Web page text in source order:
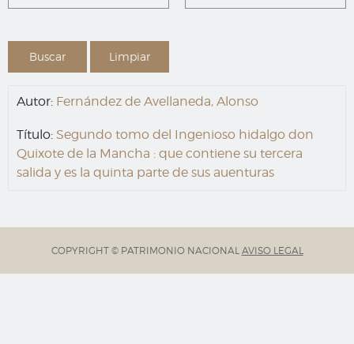
Autor: Fernández de Avellaneda, Alonso
Título: Segundo tomo del Ingenioso hidalgo don
Quixote de la Mancha : que contiene su tercera
salida y es la quinta parte de sus auenturas
COPYRIGHT © PATRIMONIO NACIONAL AVISO LEGAL